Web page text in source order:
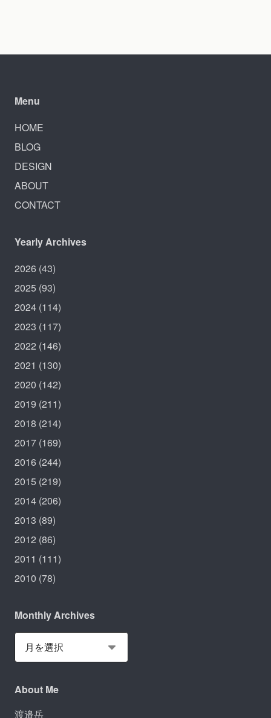
Menu
HOME
BLOG
DESIGN
ABOUT
CONTACT
Yearly Archives
2026 (43)
2025 (93)
2024 (114)
2023 (117)
2022 (146)
2021 (130)
2020 (142)
2019 (211)
2018 (214)
2017 (169)
2016 (244)
2015 (219)
2014 (206)
2013 (89)
2012 (86)
2011 (111)
2010 (78)
Monthly Archives
About Me
渡邉岳